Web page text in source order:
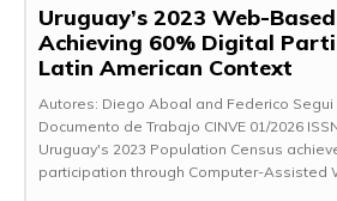
Uruguay’s 2023 Web-
Achieving 60% Digital
Latin American Context
Autores: Diego Aboal and Federico Segui Publicado en:
Documento de Trabajo CINVE 01/2026 ISSN:
Uruguay's 2023 Population Census
participation through Computer-Assisted